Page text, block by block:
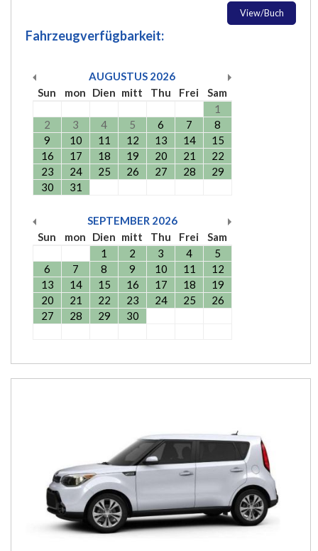
View/Buch
Fahrzeugverfügbarkeit:
AUGUSTUS 2026
Sun
mon Dien mitt Thu Frei
Sam
1
2
3 4 5 6 7
8
9
10 11 12 13 14
15
16
17 18 19 20 21
22
23
24 25 26 27 28
29
30
31
SEPTEMBER 2026
Sun
mon Dien mitt Thu Frei
Sam
1
2 3 4
5
6
7 8 9 10 11
12
13
14 15 16 17 18
19
20
21 22 23 24 25
26
27
28 29 30